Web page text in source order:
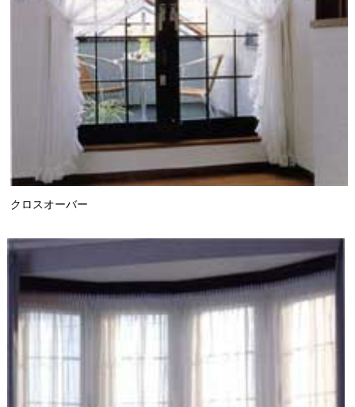
クロスオーバー